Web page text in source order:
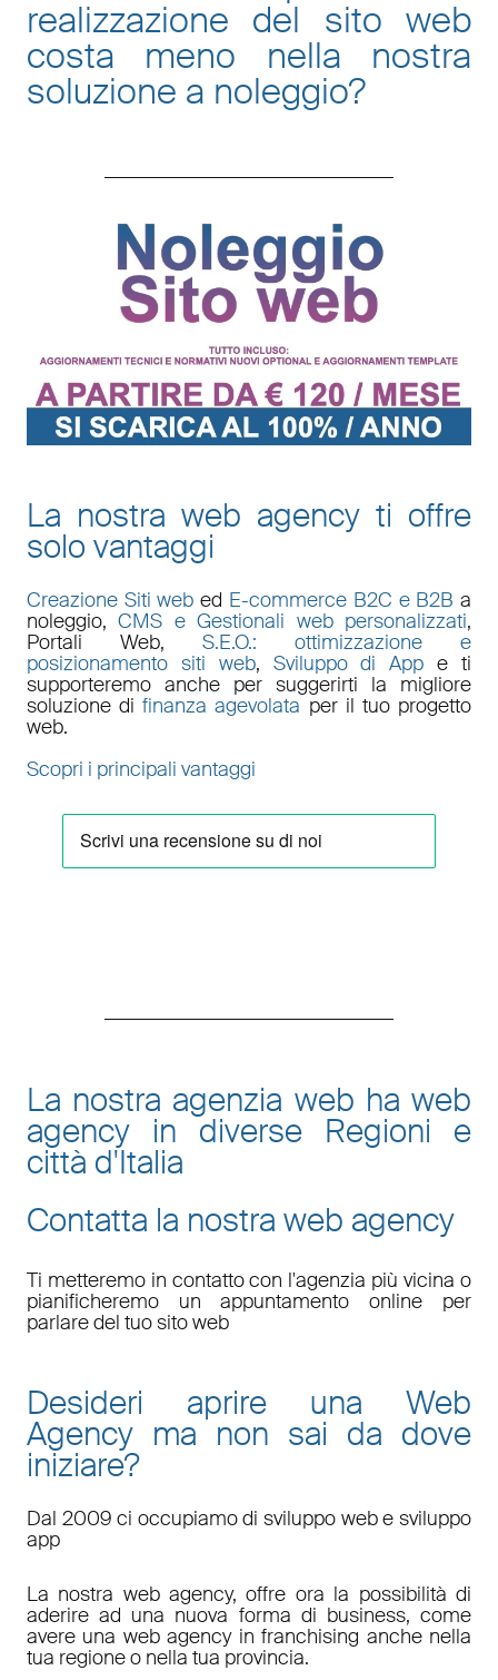
realizzazione del sito web
costa meno nella nostra
soluzione a noleggio?
La nostra web agency ti offre
solo vantaggi
Creazione Siti web ed E-commerce B2C e B2B a
noleggio,CMS e Gestionali web personalizzati,
Portali Web,S.E.O.: ottimizzazione e
posizionamento siti web, Sviluppo di App e ti
supporteremo anche per suggerirti la migliore
soluzione difinanza agevolata per il tuo progetto
web.
Scopri i principali vantaggi
La nostra agenzia web ha web
agency in diverse Regioni e
città d'Italia
Contatta la nostra web agency
Ti metteremo in contatto con l'agenzia più vicina o
pianificheremo un appuntamento online per
parlare del tuo sito web
Desideri aprire una Web
Agency ma non sai da dove
iniziare?
Dal 2009 ci occupiamo di sviluppo web e sviluppo
app
La nostra web agency, offre ora la possibilità di
aderire ad una nuova forma di business, come
avere una web agency in franchising anche nella
tua regione o nella tua provincia.